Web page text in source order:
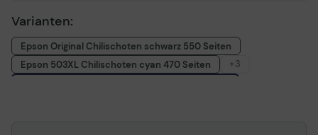
(C11CK60404)
Epson Expression Home XP-5200 Series Multifunktions-
InkJet
Varianten:
Epson Original Chilischoten schwarz 550 Seiten
Epson 503XL Chilischoten cyan 470 Seiten
+3